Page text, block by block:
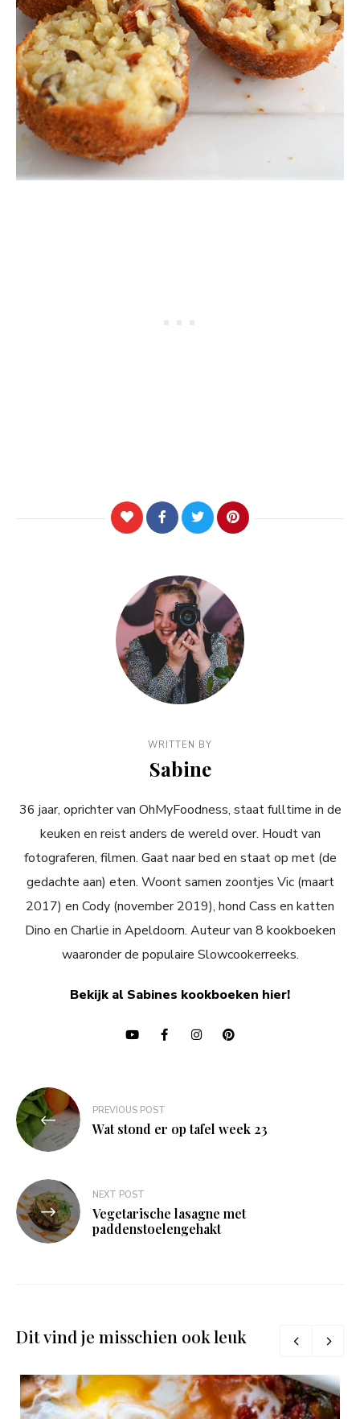
WRITTEN BY
Sabine
36 jaar, oprichter van OhMyFoodness, staat fulltime in de
keuken en reist anders de wereld over. Houdt van
fotograferen, filmen. Gaat naar bed en staat op met (de
gedachte aan) eten. Woont samen zoontjes Vic (maart
2017) en Cody (november 2019), hond Cass en katten
Dino en Charlie in Apeldoorn. Auteur van 8 kookboeken
waaronder de populaire Slowcookerreeks.
Bekijk al Sabines kookboeken hier!
Bericht
navigatie
PREVIOUS POST
Wat stond er op tafel week 23
NEXT POST
Vegetarische lasagne met
paddenstoelengehakt
Dit vind je misschien ook leuk